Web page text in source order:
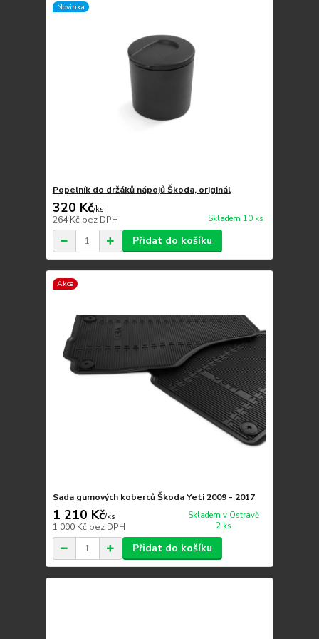
Novinka
Popelník do držáků nápojů Škoda, originál
320 Kč/ks
264 Kč bez DPH Skladem 10 ks
Přidat do košíku
Akce
Sada gumových koberců Škoda Yeti 2009 - 2017
1 210 Kč/ks
1 000 Kč bez DPH
Skladem v Ostravě
2 ks
Přidat do košíku